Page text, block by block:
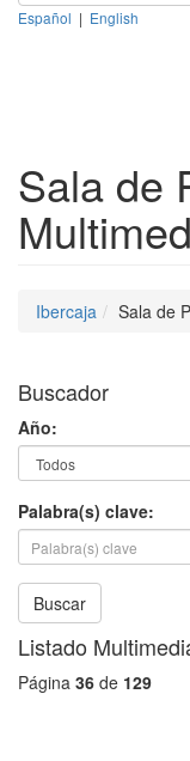
Español | English
Sala de
Ibercaja Sala de
Buscador
Año:
Palabra(s) clave:
Buscar
Listado
Página 36 de 129